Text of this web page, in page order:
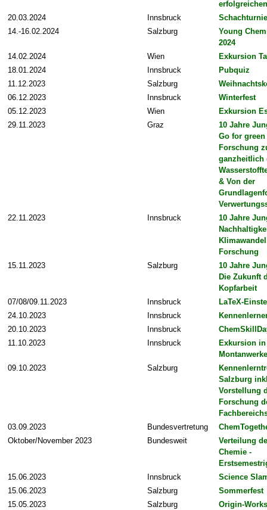
20.03.2024
Innsbruck
14.-16.02.2024
Salzburg
Young
2024
14.02.2024
Wien
Exkursion
18.01.2024
Innsbruck
Pubquiz
11.12.2023
Salzburg
06.12.2023
Innsbruck
Winterfest
05.12.2023
Wien
Exkursion
29.11.2023
Graz
10 Jahre
Go for green
Forschung
ganzheitlich
& Von der
22.11.2023
Innsbruck
10 Jahre
Forschung
15.11.2023
Salzburg
10 Jahre
Die Zukunft
Kopfarbeit
07/08/09.11.2023
Innsbruck
LaTeX-
24.10.2023
Innsbruck
20.10.2023
Innsbruck
11.10.2023
Innsbruck
Exkursion
09.10.2023
Salzburg
Salzburg
Vorstellung
Forschung
03.09.2023
Bundesvertretung
Oktober/November 2023
Bundesweit
Verteilung
Chemie -
15.06.2023
Innsbruck
Science
15.06.2023
Salzburg
Sommerfest
15.05.2023
Salzburg
Origin-